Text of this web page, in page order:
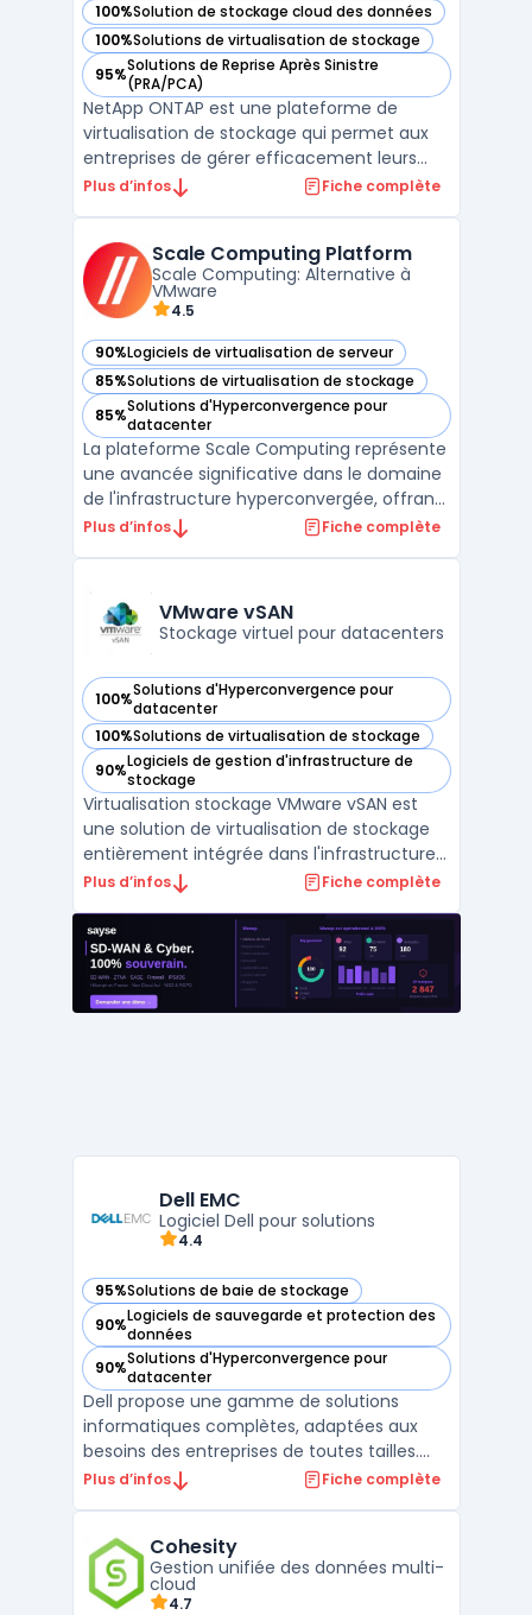
100%Solution de stockage cloud des données
— voir NetApp ONTAP dans cette catégorie
100%Solutions de virtualisation de stockage
— voir NetApp ONTAP dans cette catégorie
95%Solutions de Reprise Après Sinistre
(PRA/PCA)
— voir NetApp ONTAP dans cette catégorie
NetApp ONTAP est une plateforme de
virtualisation de stockage qui permet aux
entreprises de gérer efficacement leurs
ressources de stockage. Grâce à sa
élevée et une scalabilité linéaire. La
plateforme prend en charg ...
Plus d’infos Fiche complète
Scale Computing Platform
Scale Computing: Alternative à
VMware
4.5
90%Logiciels de virtualisation de serveur
— voir Scale Computing Platform dans cette catégorie
85%Solutions de virtualisation de stockage
— voir Scale Computing Platform dans cette catégorie
85%Solutions d'Hyperconvergence pour
datacenter
— voir Scale Computing Platform dans cette catégorie
La plateforme Scale Computing représente
une avancée significative dans le domaine
de l'infrastructure hyperconvergée, offrant
une solution complète qui intègre serveurs,
Plus d’infos Fiche complète
VMware vSAN
Stockage virtuel pour datacenters
100%Solutions d'Hyperconvergence pour
datacenter
— voir VMware vSAN dans cette catégorie
100%Solutions de virtualisation de stockage
— voir VMware vSAN dans cette catégorie
90%Logiciels de gestion d'infrastructure de
stockage
— voir VMware vSAN dans cette catégorie
Virtualisation stockage VMware vSAN est
une solution de virtualisation de stockage
entièrement intégrée dans l'infrastructure
VMware. Cette technologie offre une
s'exécute sur des serveurs x86 existants et
qui fournit un stockage hautement évolutif
et rés ...
Plus d’infos Fiche complète
Dell EMC
Logiciel Dell pour solutions
4.4
95%Solutions de baie de stockage
— voir Dell EMC dans cette catégorie
90%Logiciels de sauvegarde et protection des
données
— voir Dell EMC dans cette catégorie
90%Solutions d'Hyperconvergence pour
datacenter
— voir Dell EMC dans cette catégorie
Dell propose une gamme de solutions
informatiques complètes, adaptées aux
besoins des entreprises de toutes tailles.
Ses logiciels d'entreprise sont conçus pour
infrastructures IT. Les produits Dell incluent
des serveurs, de ...
Plus d’infos Fiche complète
Cohesity
Gestion unifiée des données multi-
cloud
4.7